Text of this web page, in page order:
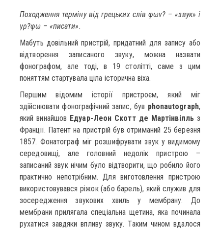
Походження терміну від грецьких слів φων? – «звук» і
γρ?φω – «писати».
Мабуть довільний пристрій, придатний для запису або
відтворення записаного звуку, можна назвати
фонографом, але тоді, в 19 столітті, саме з цим
поняттям стартувала ціла історична віха.
Першим відомим історії пристроєм, який міг
здійснювати фонографічний запис, був phonautograph,
який винайшов Едуар-Леон Скотт де Мартінвілльз
Франції. Патент на пристрій був отриманий 25 березня
1857. Фонатограф міг розшифрувати звук у видимому
середовищі, але головний недолік пристрою –
записаний звук нічим було відтворити, що робило його
практично непотрібним. Для виготовлення пристрою
використовувався ріжок (або барель), який служив для
зосередження звукових хвиль у мембрану. До
мембрани прилягала спеціальна щетина, яка починала
рухатися завдяки впливу звуку. Таким чином вдалося